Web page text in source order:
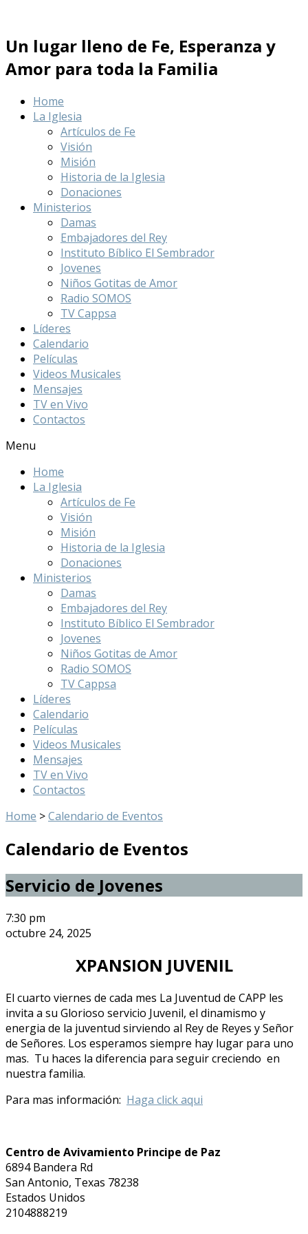
Un lugar lleno de Fe, Esperanza y
Amor para toda la Familia
Home
La Iglesia
Artículos de Fe
Visión
Misión
Historia de la Iglesia
Donaciones
Ministerios
Damas
Embajadores del Rey
Instituto Bíblico El Sembrador
Jovenes
Niños Gotitas de Amor
Radio SOMOS
TV Cappsa
Líderes
Calendario
Películas
Videos Musicales
Mensajes
TV en Vivo
Contactos
Menu
Home
La Iglesia
Artículos de Fe
Visión
Misión
Historia de la Iglesia
Donaciones
Ministerios
Damas
Embajadores del Rey
Instituto Bíblico El Sembrador
Jovenes
Niños Gotitas de Amor
Radio SOMOS
TV Cappsa
Líderes
Calendario
Películas
Videos Musicales
Mensajes
TV en Vivo
Contactos
Home >Calendario de Eventos
Calendario de Eventos
Servicio de Jovenes
7:30 pm
octubre 24, 2025
XPANSION JUVENIL
El cuarto viernes de cada mes La Juventud de CAPP les
invita a su Glorioso servicio Juvenil, el dinamismo y
energia de la juventud sirviendo al Rey de Reyes y Señor
de Señores. Los esperamos siempre hay lugar para uno
mas. Tu haces la diferencia para seguir creciendo en
nuestra familia.
Para mas información: Haga click aqui
Centro de Avivamiento Principe de Paz
6894 Bandera Rd
San Antonio, Texas 78238
Estados Unidos
2104888219